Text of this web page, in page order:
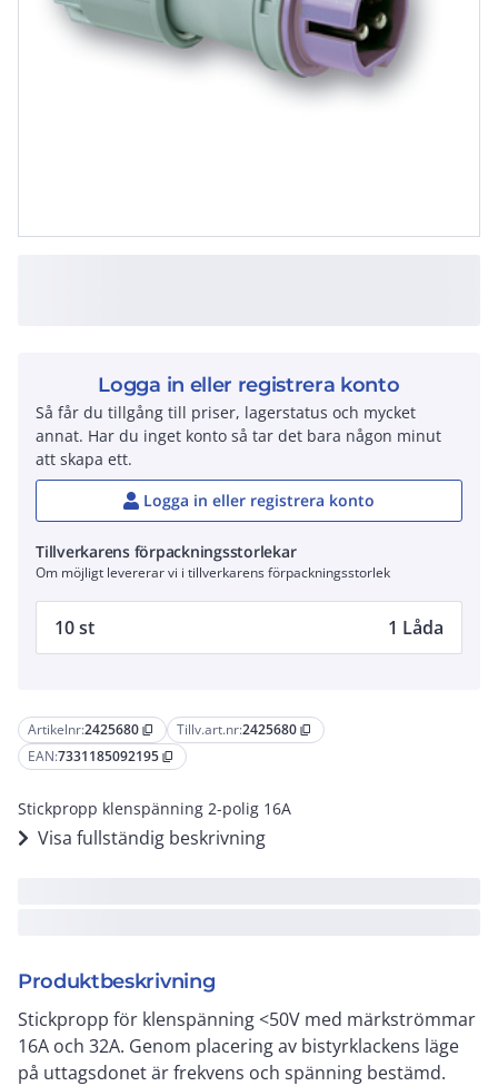
Artikelnr:2425680 content_copy Tillv.art.nr:2425680 content_copy
EAN:7331185092195 content_copy
Stickpropp klenspänning 2-polig 16A
Visa fullständig beskrivning
Produktbeskrivning
Stickpropp för klenspänning <50V med märkströmmar
16A och 32A. Genom placering av bistyrklackens läge
på uttagsdonet är frekvens och spänning bestämd.
Logga in eller registrera konto
Så får du tillgång till priser, lagerstatus och mycket
annat. Har du inget konto så tar det bara någon minut
att skapa ett.
Logga in eller registrera konto
Tillverkarens förpackningsstorlekar
Om möjligt levererar vi i tillverkarens förpackningsstorlek
10 st 1 Låda